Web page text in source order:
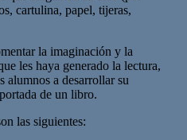
cartulina, papel, tijeras,
la imaginación y la
les haya generado la lectura,
alumnos a desarrollar su
de un libro.
las siguientes: